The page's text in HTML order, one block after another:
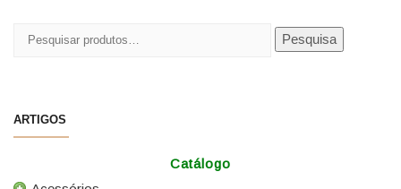
Pesquisar
Pesquisa
ARTIGOS
Catálogo